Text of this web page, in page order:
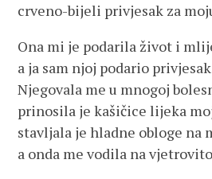
crveno-bijeli privjesak za
Ona mi je podarila život i
a ja sam njoj podario
Njegovala me u mnogoj
prinosila je kašičice lijeka
stavljala je hladne obloge na
a onda me vodila na